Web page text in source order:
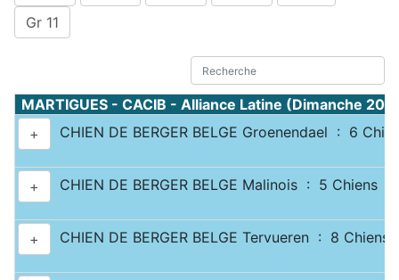
Gr 11
MARTIGUES - CACIB - Alliance Latine (Dimanche
+
CHIEN DE BERGER BELGE Groenendael : 6
+ CHIEN DE BERGER BELGE Malinois : 5 Chiens
+ CHIEN DE BERGER BELGE Tervueren : 8 Chiens